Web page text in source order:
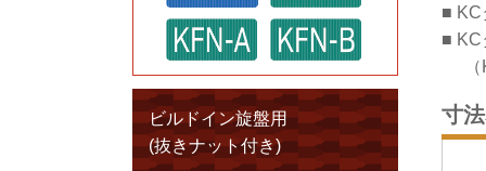
ビルドイン旋盤用
(抜きナット付き)
寸